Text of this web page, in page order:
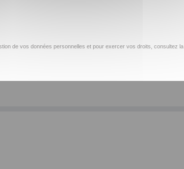
de vos données personnelles et pour exercer vos droits, consultez la